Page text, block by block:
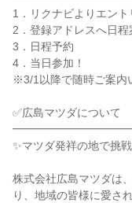
1．リクナビよりエント
2．登録アドレスへ日
3．日程予約
4．当日参加！
※3/1以降で随時ご案内
✅広島マツダについて
✨マツダ発祥の地で挑
株式会社広島マツダは
り、地域の皆様に愛さ